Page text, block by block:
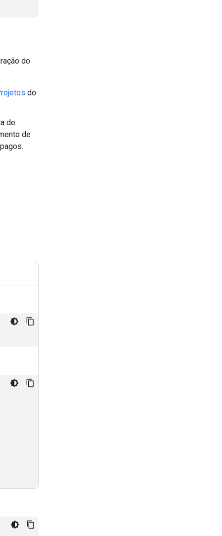
do
do
de
de